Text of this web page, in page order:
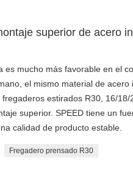
superior de acero
es mucho más favorable en el
el mismo material de acero
estirados R30, 16/18/
superior. SPEED tiene un
calidad de producto estable.
Fregadero prensado R30